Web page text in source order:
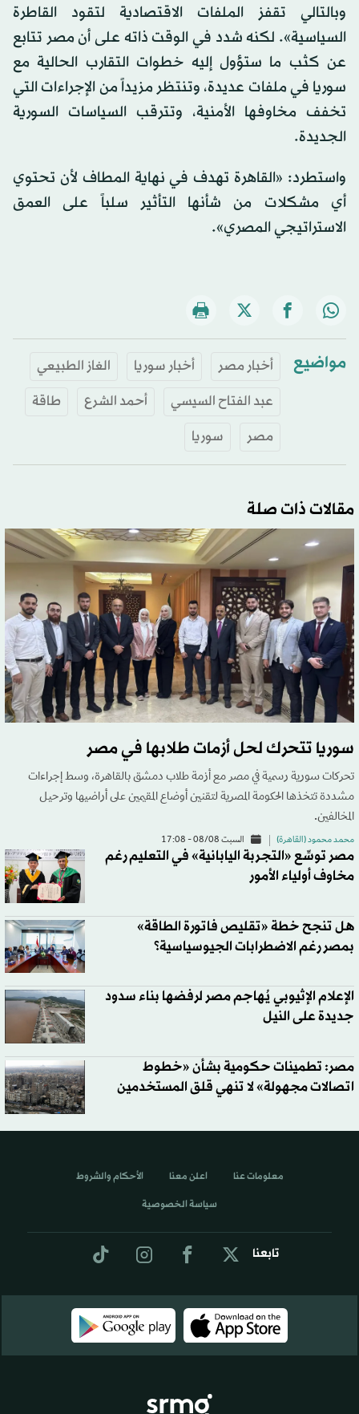
وبالتالي تقفز الملفات الاقتصادية لتقود القاطرة
السياسية». لكنه شدد في الوقت ذاته على أن مصر تتابع
عن كثب ما ستؤول إليه خطوات التقارب الحالية مع
سوريا في ملفات عديدة، وتنتظر مزيداً من الإجراءات التي
تخفف مخاوفها الأمنية، وتترقب السياسات السورية
الجديدة.
واستطرد: «القاهرة تهدف في نهاية المطاف لأن تحتوي
أي مشكلات من شأنها التأثير سلباً على العمق
الاستراتيجي المصري».
مواضيع أخبار مصر أخبار سوريا
الغاز الطبيعي
عبد الفتاح السيسي
أحمد الشرع
طاقة
مصر
سوريا
مقالات ذات صلة
سوريا تتحرك لحل أزمات طلابها في مصر
تحركات سورية رسمية في مصر مع أزمة طلاب دمشق بالقاهرة، وسط إجراءات
مشددة تتخذها الحكومة المصرية لتقنين أوضاع المقيمين على أراضيها وترحيل
المخالفين.
محمد محمود (القاهرة) السبت 08/08 - 17:08
مصر توسِّع «التجربة اليابانية» في التعليم رغم
مخاوف أولياء الأمور
هل تنجح خطة «تقليص فاتورة الطاقة»
بمصر رغم الاضطرابات الجيوسياسية؟
الإعلام الإثيوبي يُهاجم مصر لرفضها بناء سدود
جديدة على النيل
مصر: تطمينات حكومية بشأن «خطوط
اتصالات مجهولة» لا تنهي قلق المستخدمين
تابعنا
معلومات عنا اعلن معنا الأحكام والشروط
سياسة الخصوصية